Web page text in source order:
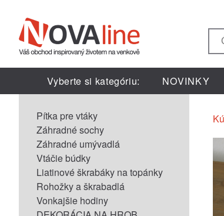
Vyberte si kategóriu: NOVINKY
Pítka pre vtáky
Záhradné sochy
Záhradné umývadlá
Vtáčie búdky
Liatinové škrabáky na topánky
Rohožky a škrabadlá
Vonkajšie hodiny